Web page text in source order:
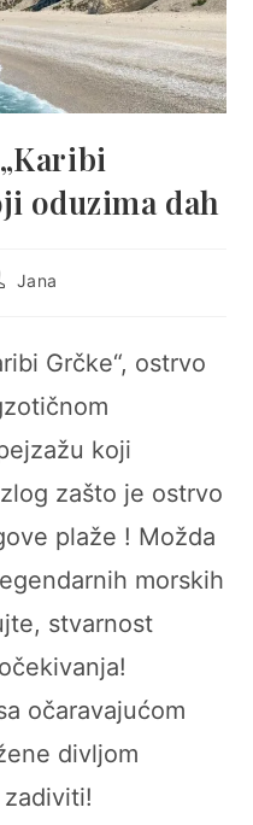
oduzima dah
Jana
Grčke“, ostrvo
koji
zašto je ostrvo
plaže ! Možda
morskih
stvarnost
očaravajućom
divljom